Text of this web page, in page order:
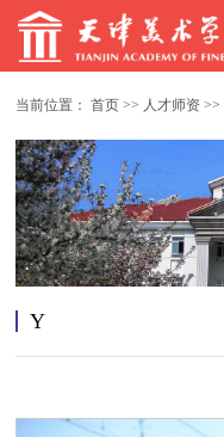
当前位置：首页 >> 人才师资 >>
Y